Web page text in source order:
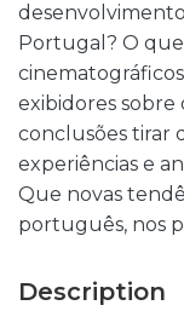
Portugal? O
exibidores
conclusões tirar
experiências e
Que novas
português, nos
Description